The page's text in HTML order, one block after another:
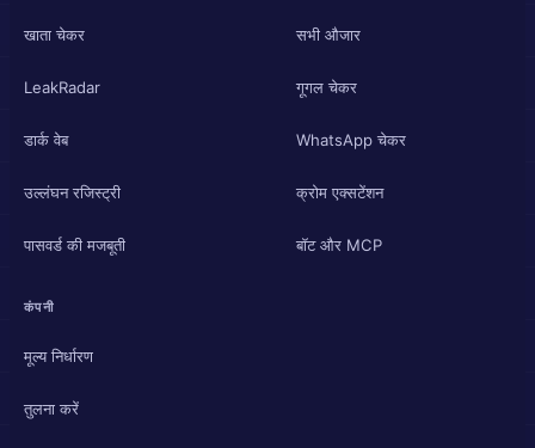
खाता चेकर
LeakRadar
डार्क वेब
उल्लंघन रजिस्ट्री
पासवर्ड की मजबूती
सभी औजार
गूगल चेकर
WhatsApp चेकर
क्रोम एक्सटेंशन
बॉट और MCP
कंपनी
मूल्य निर्धारण
तुलना करें